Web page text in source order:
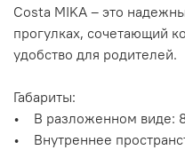
Costa MIKA – это
прогулках, сочетающий
удобство для родителей.
Габариты:
• В разложенном виде:
• Внутреннее